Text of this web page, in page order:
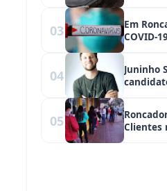
03
Em
COVID-
04
Juninho
05
Clientes